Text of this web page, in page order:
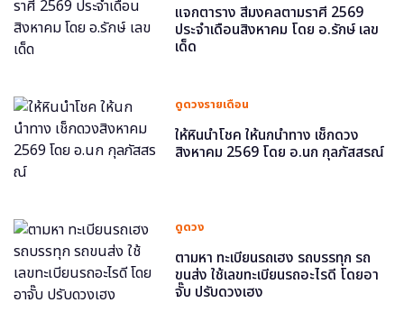
แจกตาราง สีมงคลตามราศี 2569
ประจำเดือนสิงหาคม โดย อ.รักษ์ เลข
เด็ด
ดูดวงรายเดือน
ให้หินนำโชค ให้นกนำทาง เช็กดวง
สิงหาคม 2569 โดย อ.นก กุลภัสสรณ์
ดูดวง
ตามหา ทะเบียนรถเฮง รถบรรทุก รถ
ขนส่ง ใช้เลขทะเบียนรถอะไรดี โดยอา
จั๊บ ปรับดวงเฮง